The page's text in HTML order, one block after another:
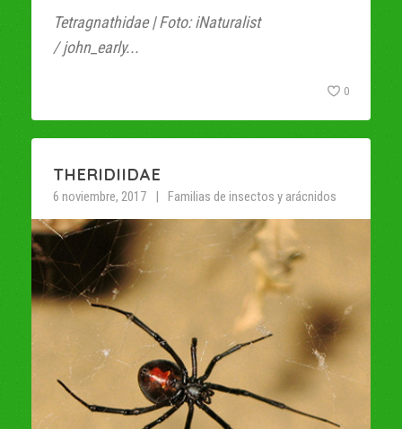
Tetragnathidae | Foto: iNaturalist
/ john_early...
0
THERIDIIDAE
6 noviembre, 2017 Familias de insectos y arácnidos